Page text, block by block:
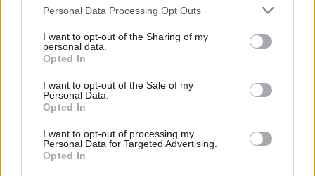
Personal Data Processing Opt Outs
I want to opt-out of the Sharing of my
personal data.
Opted In
I want to opt-out of the Sale of my
Personal Data.
Opted In
I want to opt-out of processing my
Personal Data for Targeted Advertising.
Opted In
A irmã de Tommy Shelby em Peaky Blinders
D
A
E S O
S
__ Nações, organização antecessora da ONU
I G A